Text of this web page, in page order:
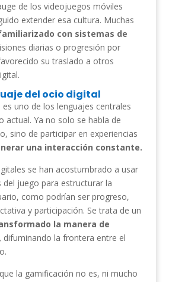
de los videojuegos móviles
extender esa cultura. Muchas
con sistemas de
diarias o progresión por
su traslado a otros
del ocio digital
uno de los lenguajes centrales
actual. Ya no solo se habla de
sino de participar en experiencias
una interacción constante.
se han acostumbrado a usar
juego para estructurar la
como podrían ser progreso,
y participación. Se trata de un
la manera de
difuminando la frontera entre el
la gamificación no es, ni mucho